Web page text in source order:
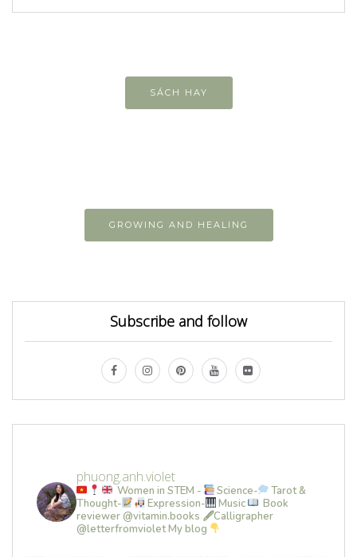
SÁCH HAY
GROWING AND HEALING
Subscribe and follow
phuong.anh.violet
Women in STEM - Science-
Tarot &
Thought-
Expression- Music
Book
reviewer @vitamin.books 🖋Calligrapher
@letterfromvioletMy blog